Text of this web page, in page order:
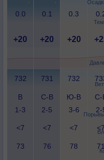
0.0 0.1 0.3
+20 +20 +20
732 731 732
В
1-3
С-В
2-5
Ю-В
3-6
С-
2-
<7 <7 <7 <7
73 76 78 71